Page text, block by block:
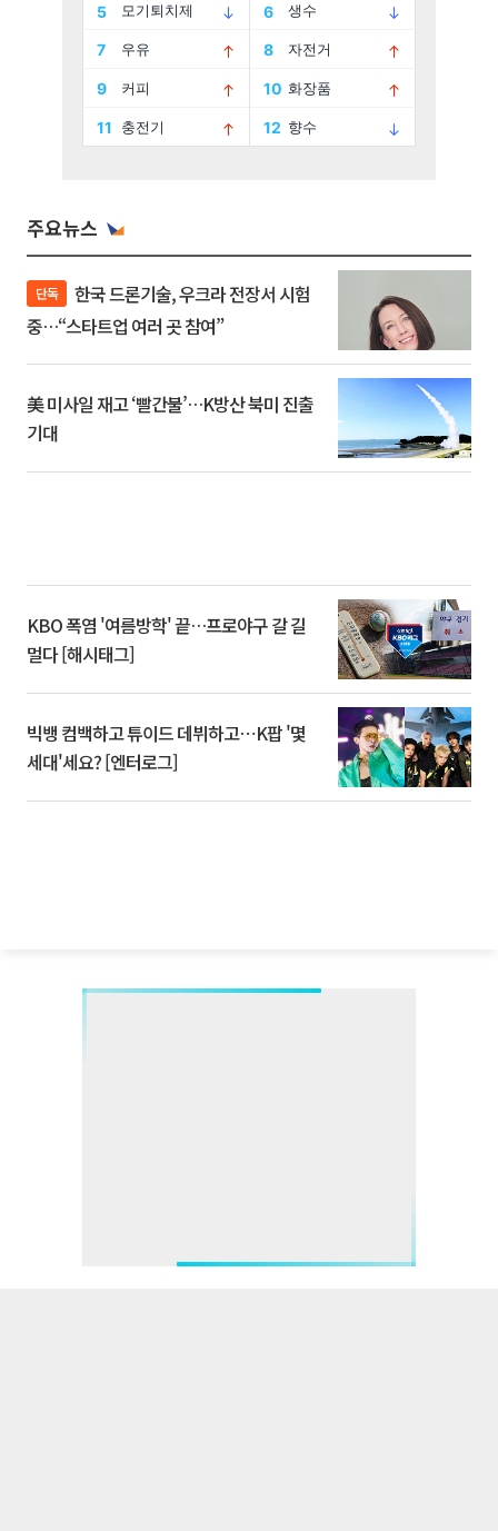
주요뉴스
단독
중…“스타트업 여러 곳 참여”
美 미사일 재고 ‘빨간불’…K방산 북미 진출
기대
KBO 폭염 '여름방학' 끝…프로야구 갈 길
멀다 [해시태그]
빅뱅 컴백하고 튜이드 데뷔하고⋯K팝 '몇
세대'세요? [엔터로그]